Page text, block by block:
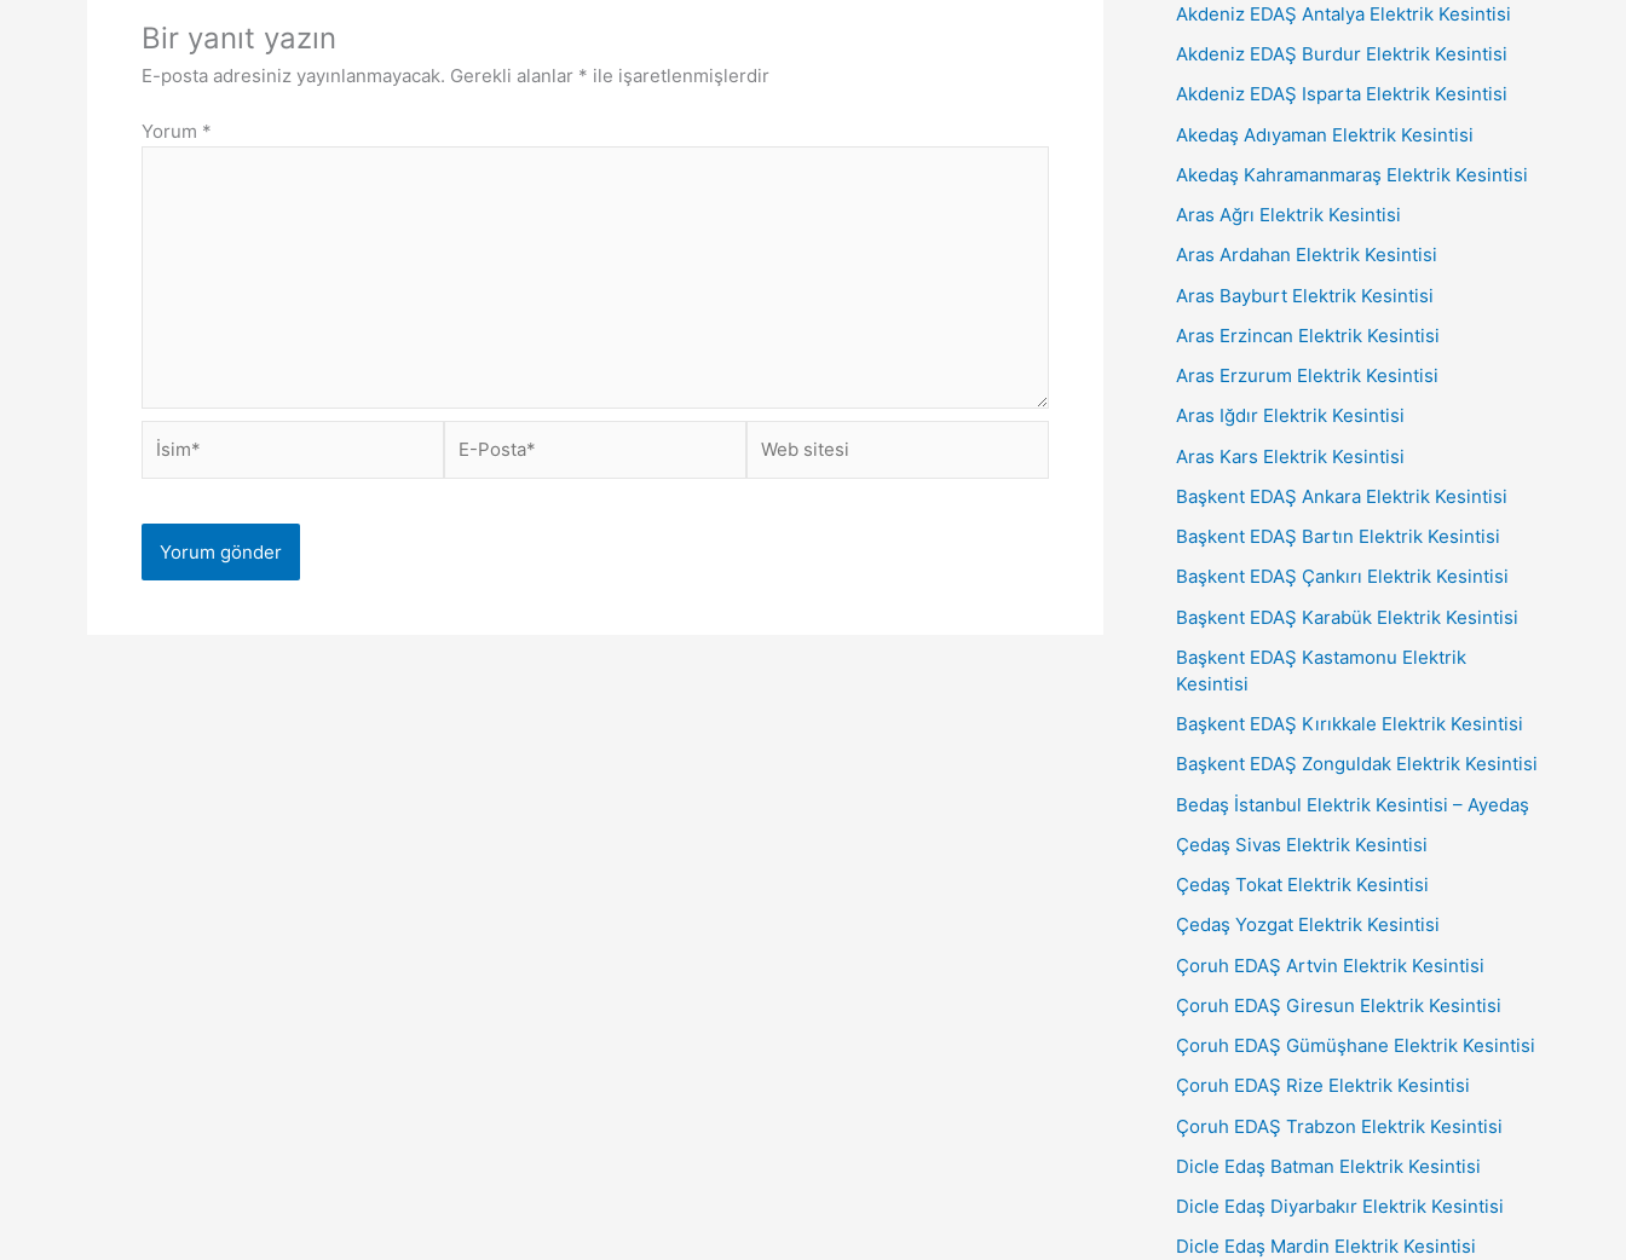
Bir yanıt yazın
E-posta adresiniz yayınlanmayacak. Gerekli alanlar * ile işaretlenmişlerdir
Yorum *
İsim*
Posta*
sitesi
Akdeniz EDAŞ Antalya Elektrik Kesintisi
Akdeniz EDAŞ Burdur Elektrik Kesintisi
Akdeniz EDAŞ Isparta Elektrik Kesintisi
Akedaş Adıyaman Elektrik Kesintisi
Akedaş Kahramanmaraş Elektrik Kesintisi
Aras Ağrı Elektrik Kesintisi
Aras Ardahan Elektrik Kesintisi
Aras Bayburt Elektrik Kesintisi
Aras Erzincan Elektrik Kesintisi
Aras Erzurum Elektrik Kesintisi
Aras Iğdır Elektrik Kesintisi
Aras Kars Elektrik Kesintisi
Başkent EDAŞ Ankara Elektrik Kesintisi
Başkent EDAŞ Bartın Elektrik Kesintisi
Başkent EDAŞ Çankırı Elektrik Kesintisi
Başkent EDAŞ Karabük Elektrik Kesintisi
Başkent EDAŞ Kastamonu Elektrik
Kesintisi
Başkent EDAŞ Kırıkkale Elektrik Kesintisi
Başkent EDAŞ Zonguldak Elektrik Kesintisi
Bedaş İstanbul Elektrik Kesintisi – Ayedaş
Çedaş Sivas Elektrik Kesintisi
Çedaş Tokat Elektrik Kesintisi
Çedaş Yozgat Elektrik Kesintisi
Çoruh EDAŞ Artvin Elektrik Kesintisi
Çoruh EDAŞ Giresun Elektrik Kesintisi
Çoruh EDAŞ Gümüşhane Elektrik Kesintisi
Çoruh EDAŞ Rize Elektrik Kesintisi
Çoruh EDAŞ Trabzon Elektrik Kesintisi
Dicle Edaş Batman Elektrik Kesintisi
Dicle Edaş Diyarbakır Elektrik Kesintisi
Dicle Edaş Mardin Elektrik Kesintisi